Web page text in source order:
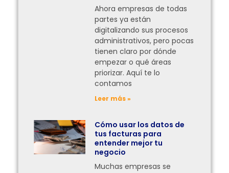
Ahora empresas de todas
partes ya están
digitalizando sus procesos
administrativos, pero pocas
tienen claro por dónde
empezar o qué áreas
priorizar. Aquí te lo
contamos
Leer más »
Cómo usar los datos de
tus facturas para
entender mejor tu
negocio
Muchas empresas se